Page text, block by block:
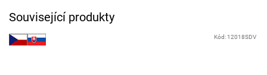
Související produkty
Kód: 12018SDV